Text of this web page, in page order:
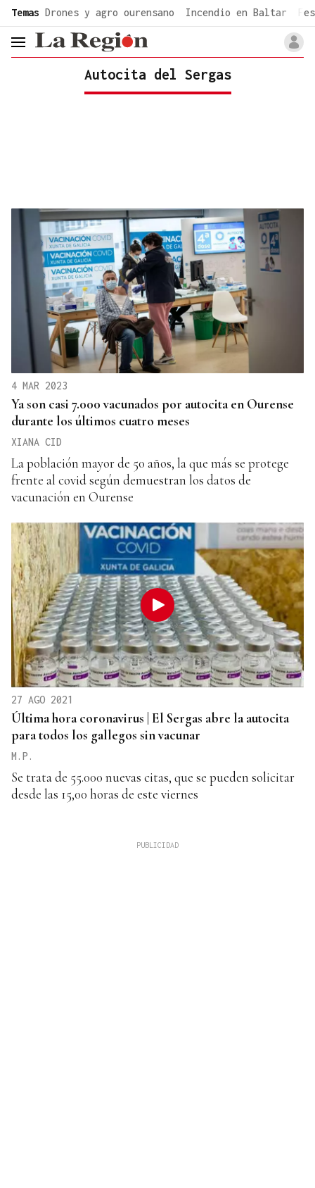
Temas Drones y agro ourensano Incendio en Baltar
header.menu.open
Autocita del Sergas
4 MAR 2023
Ya son casi 7.000 vacunados por autocita en Ourense
durante los últimos cuatro meses
XIANA CID
La población mayor de 50 años, la que más se protege
frente al covid según demuestran los datos de
vacunación en Ourense
27 AGO 2021
Última hora coronavirus | El Sergas abre la autocita
para todos los gallegos sin vacunar
M.P.
Se trata de 55.000 nuevas citas, que se pueden solicitar
desde las 15,00 horas de este viernes